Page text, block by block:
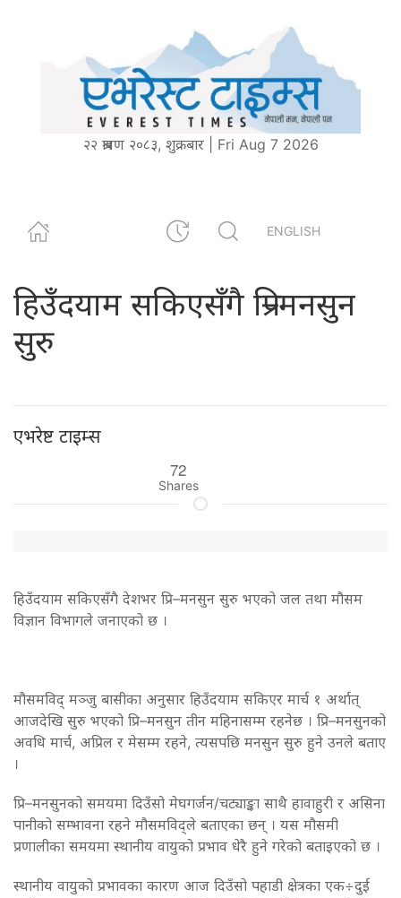
२२ श्रावण २०८३, शुक्रबार | Fri Aug 7 2026
ENGLISH
हिउँदयाम सकिएसँगै प्रि–मनसुन
सुरु
एभरेष्ट टाइम्स
72
Shares
हिउँदयाम सकिएसँगै देशभर प्रि–मनसुन सुरु भएको जल तथा मौसम
विज्ञान विभागले जनाएको छ ।
मौसमविद् मञ्जु बासीका अनुसार हिउँदयाम सकिएर मार्च १ अर्थात्
आजदेखि सुरु भएको प्रि–मनसुन तीन महिनासम्म रहनेछ । प्रि–मनसुनको
अवधि मार्च, अप्रिल र मेसम्म रहने, त्यसपछि मनसुन सुरु हुने उनले बताए
।
प्रि–मनसुनको समयमा दिउँसो मेघगर्जन/चट्याङ्का साथै हावाहुरी र असिना
पानीको सम्भावना रहने मौसमविद्ले बताएका छन् । यस मौसमी
प्रणालीका समयमा स्थानीय वायुको प्रभाव धेरै हुने गरेको बताइएको छ ।
स्थानीय वायुको प्रभावका कारण आज दिउँसो पहाडी क्षेत्रका एक÷दुई